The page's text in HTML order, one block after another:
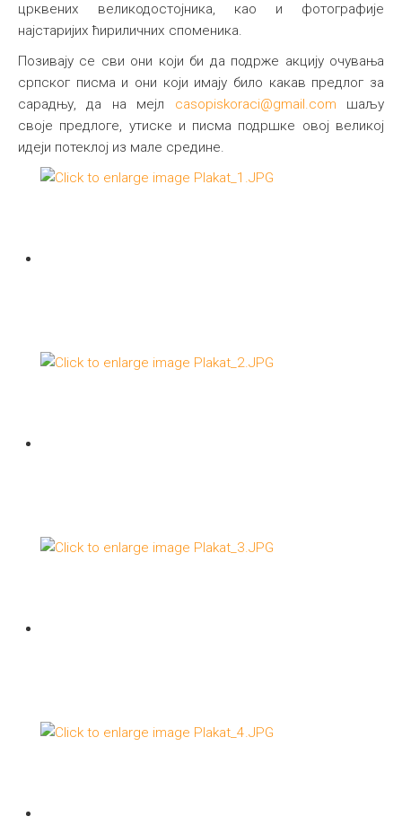
црквених великодостојника, као и фотографије
најстаријих ћириличних споменика.
Позивају се сви они који би да подрже акцију очувања
српског писма и они који имају било какав предлог за
сарадњу, да на мејл casopiskoraci@gmail.com шаљу
своје предлоге, утиске и писма подршке овој великој
идеји потеклој из мале средине.